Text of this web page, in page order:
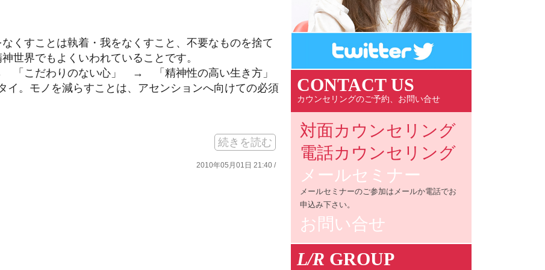
くすことは執着・我をなくすこと、不要なものを捨て
世界でもよくいわれていることです。
こだわりのない心」 → 「精神性の高い生き方」
イ。モノを減らすことは、アセンションへ向けての必須
続きを読む
2010年05月01日 21:40 /
CONTACT US
カウンセリングのご予約、お問い合せ
対面カウンセリング
電話カウンセリング
メールセミナー
メールセミナーのご参加はメールか電話でお
申込み下さい。
お問い合せ
L/R GROUP